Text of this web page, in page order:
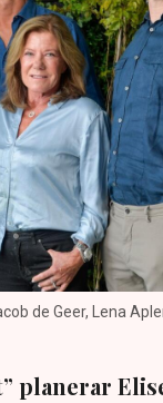
de Geer, Lena
planerar